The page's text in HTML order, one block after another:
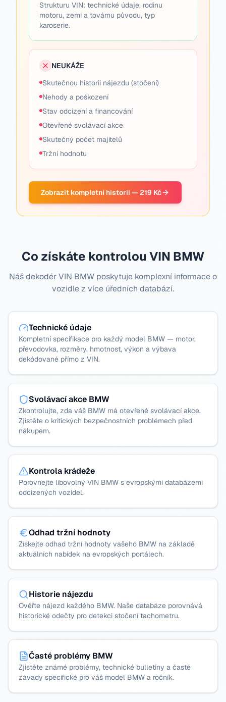
Strukturu VIN: technické údaje, rodinu
motoru, zemi a továrnu původu, typ
karoserie.
NEUKÁŽE
Skutečnou historii nájezdu (stočení)
Nehody a poškození
Stav odcizení a financování
Otevřené svolávací akce
Skutečný počet majitelů
Tržní hodnotu
Zobrazit kompletní historii — 219 Kč
Co získáte kontrolou VIN BMW
Náš dekodér VIN BMW poskytuje komplexní informace o
vozidle z více úředních databází.
Technické údaje
Kompletní specifikace pro každý model BMW — motor,
převodovka, rozměry, hmotnost, výkon a výbava
dekódované přímo z VIN.
Svolávací akce BMW
Zkontrolujte, zda váš BMW má otevřené svolávací akce.
Zjistěte o kritických bezpečnostních problémech před
nákupem.
Kontrola krádeže
Porovnejte libovolný VIN BMW s evropskými databázemi
odcizených vozidel.
Odhad tržní hodnoty
Získejte odhad tržní hodnoty vašeho BMW na základě
aktuálních nabídek na evropských portálech.
Historie nájezdu
Ověřte nájezd každého BMW. Naše databáze porovnává
historické odečty pro detekci stočení tachometru.
Časté problémy BMW
Zjistěte známé problémy, technické bulletiny a časté
závady specifické pro váš model BMW a ročník.